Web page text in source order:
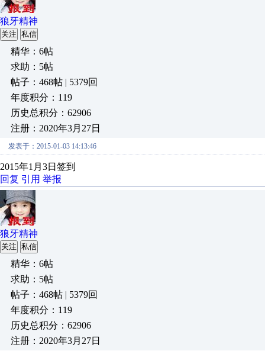
狼牙精神
关注 私信
精华：6帖
求助：5帖
帖子：468帖 | 5379回
年度积分：119
历史总积分：62906
注册：2020年3月27日
发表于：2015-01-03 14:13:46
2015年1月3日签到
回复 引用 举报
狼牙精神
关注 私信
精华：6帖
求助：5帖
帖子：468帖 | 5379回
年度积分：119
历史总积分：62906
注册：2020年3月27日